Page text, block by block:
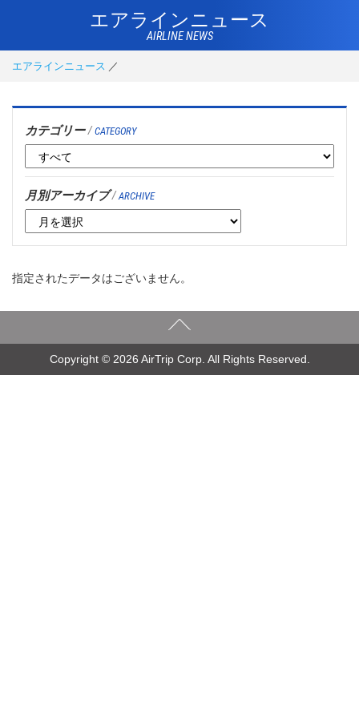
エアラインニュース
AIRLINE NEWS
エアラインニュース
カテゴリー/ CATEGORY
月別アーカイブ/ ARCHIVE
指定されたデータはございません。
Copyright © 2026 AirTrip Corp. All Rights Reserved.